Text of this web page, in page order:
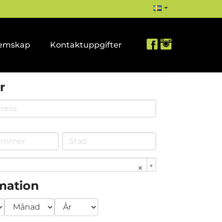
Kontaktuppgifter